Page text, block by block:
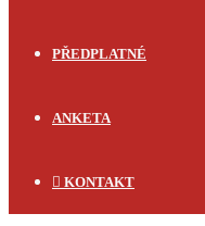
PŘEDPLATNÉ
ANKETA
KONTAKT